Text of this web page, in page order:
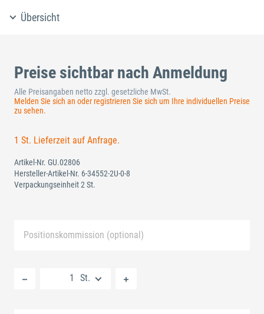
Übersicht
Preise sichtbar nach Anmeldung
Alle Preisangaben netto zzgl. gesetzliche MwSt.
Melden Sie sich an oder registrieren Sie sich um Ihre individuellen Preise
zu sehen.
1 St. Lieferzeit auf Anfrage.
Artikel-Nr. GU.02806
Hersteller-Artikel-Nr. 6-34552-2U-0-8
Verpackungseinheit 2 St.
Positionskommission (optional)
St.